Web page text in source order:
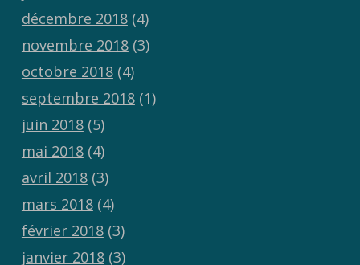
décembre 2018(4)
novembre 2018(3)
octobre 2018(4)
septembre 2018(1)
juin 2018(5)
mai 2018(4)
avril 2018(3)
mars 2018(4)
février 2018(3)
janvier 2018(3)